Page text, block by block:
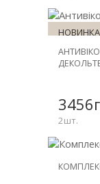
НОВИНКА
ЗНИЖКА
2шт.
НОВИНКА